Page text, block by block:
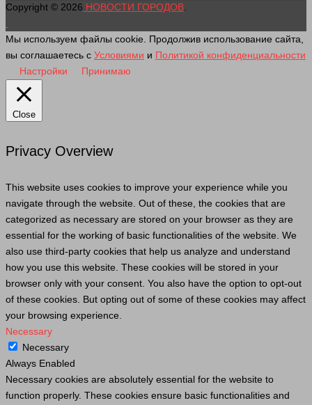
Copyright © 2026 НОВОСТИ ГОРОДОВ
Мы используем файлы cookie. Продолжив использование сайта,
вы соглашаетесь с Условиями и Политикой конфиденциальности
Настройки
Принимаю
Close
Privacy Overview
This website uses cookies to improve your experience while you
navigate through the website. Out of these, the cookies that are
categorized as necessary are stored on your browser as they are
essential for the working of basic functionalities of the website. We
also use third-party cookies that help us analyze and understand
how you use this website. These cookies will be stored in your
browser only with your consent. You also have the option to opt-out
of these cookies. But opting out of some of these cookies may affect
your browsing experience.
Necessary
Necessary
Always Enabled
Necessary cookies are absolutely essential for the website to
function properly. These cookies ensure basic functionalities and